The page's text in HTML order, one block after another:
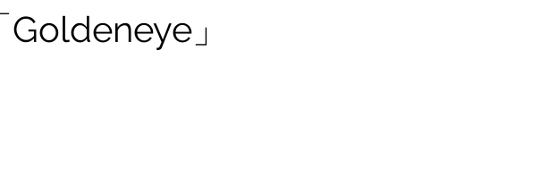
」